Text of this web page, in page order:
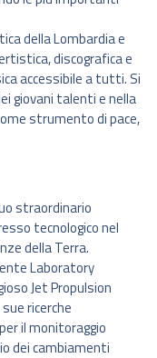
della Lombardia e
discografica e
accessibile a tutti. Si
giovani talenti e nella
strumento di pace,
straordinario
tecnologico nel
della Terra.
Laboratory
Jet Propulsion
ricerche
il monitoraggio
dei cambiamenti